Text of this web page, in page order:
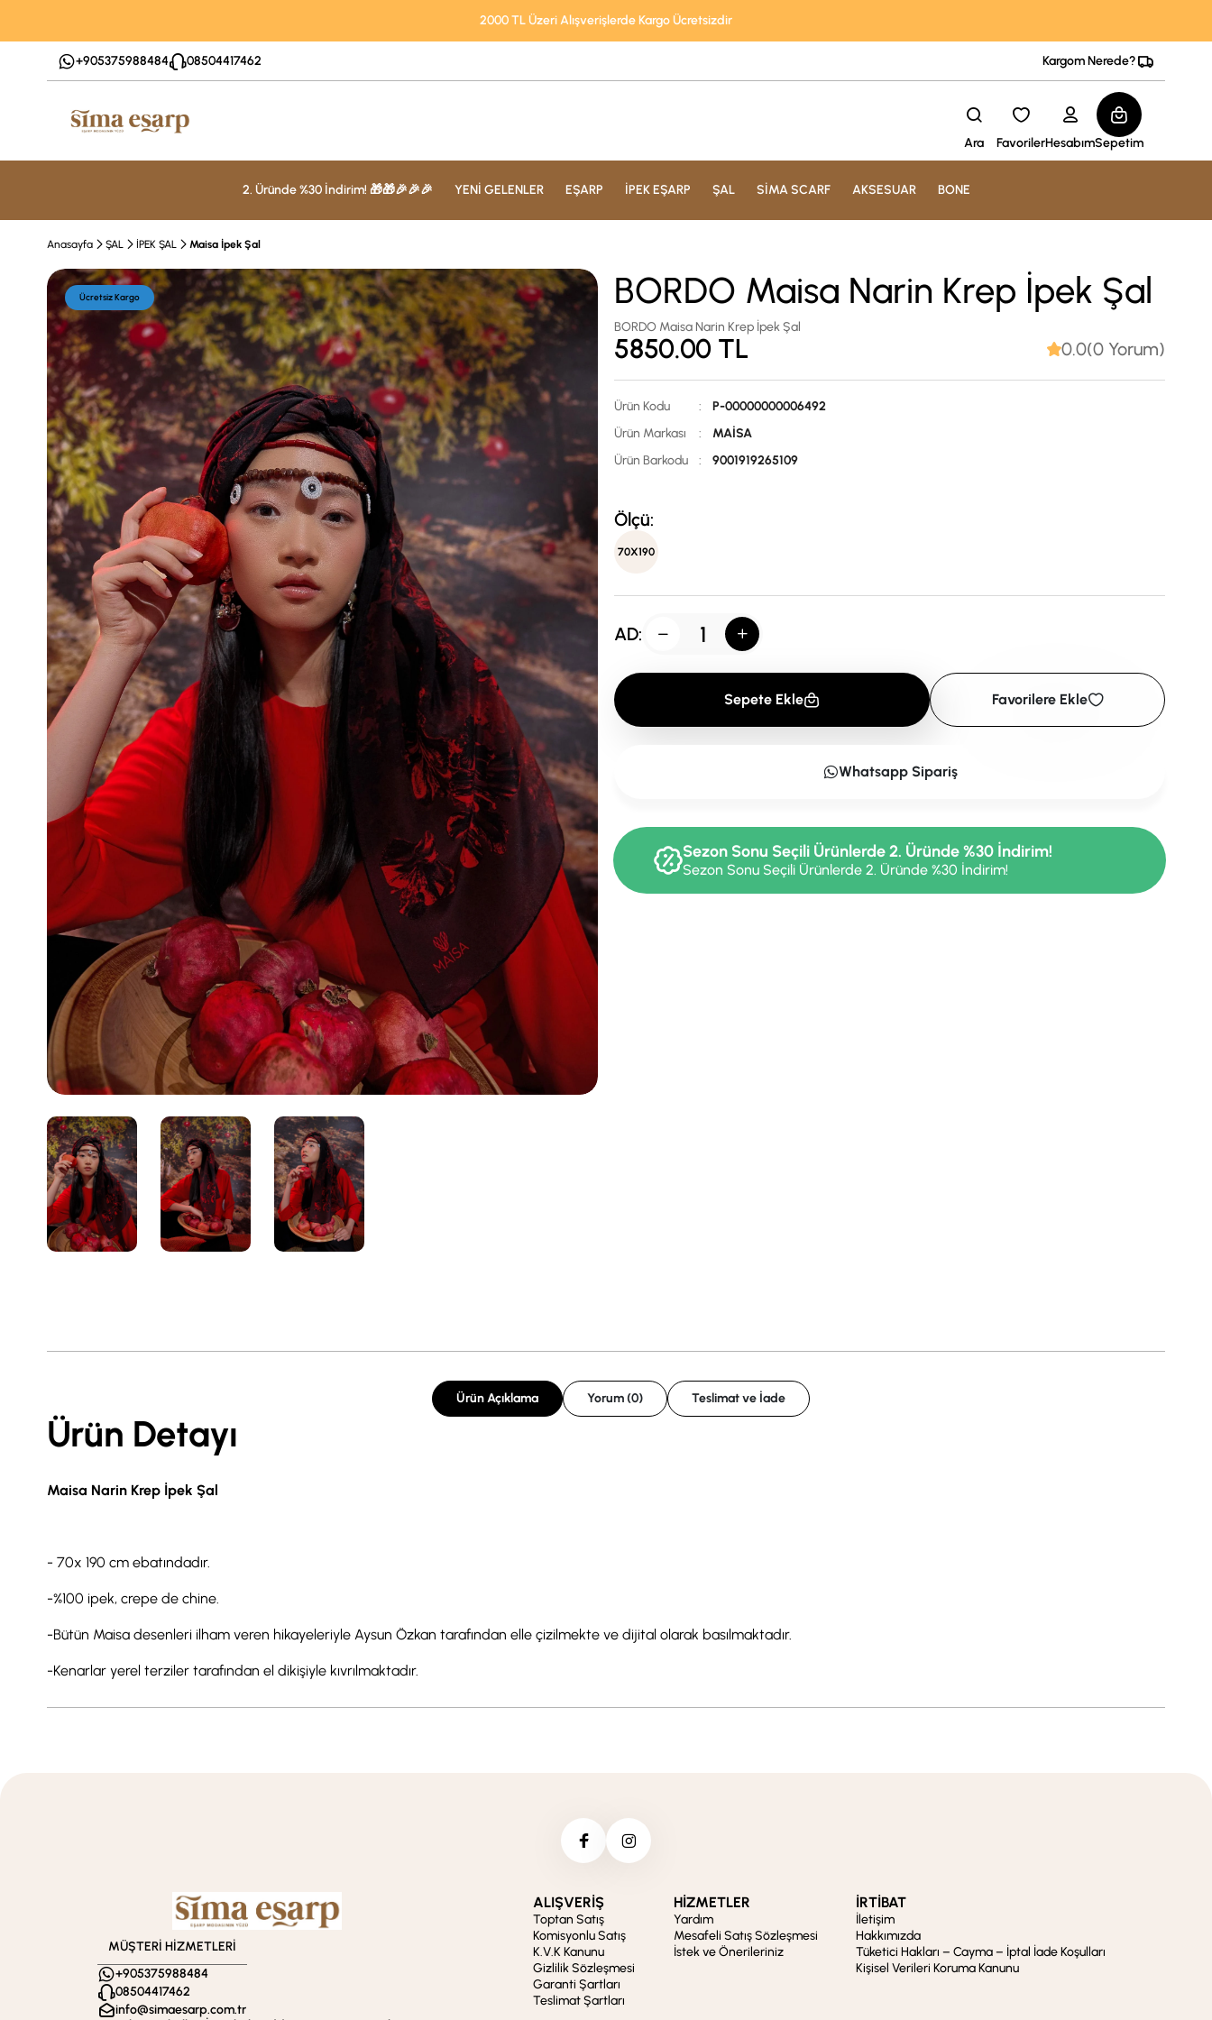
2000 TL Üzeri Alışverişlerde Kargo Ücretsizdir
+905375988484 08504417462 Kargom Nerede?
Ara FavorilerHesabımSepetim
2. Üründe %30 İndirim! 🎁🎁🎉🎉🎉 YENİ GELENLER EŞARP İPEK EŞARP ŞAL SİMA SCARF AKSESUAR BONE
Anasayfa ŞAL İPEK ŞAL Maisa İpek Şal
Ücretsiz Kargo BORDO Maisa Narin Krep İpek Şal
BORDO Maisa Narin Krep İpek Şal
5850.00 TL 0.0(0 Yorum)
Ürün Kodu :
P-00000000006492
Ürün Markası
:
MAİSA
Ürün Barkodu
: 9001919265109
Ölçü:
70X190
AD:
Sepete Ekle Favorilere Ekle
Whatsapp Sipariş
Sezon Sonu Seçili Ürünlerde 2. Üründe %30 İndirim!
Sezon Sonu Seçili Ürünlerde 2. Üründe %30 İndirim!
Ürün Açıklama Yorum (0) Teslimat ve İade
Ürün Detayı
Maisa Narin Krep İpek Şal
- 70x 190 cm ebatındadır.
-%100 ipek, crepe de chine.
-Bütün Maisa desenleri ilham veren hikayeleriyle Aysun Özkan tarafından elle çizilmekte ve dijital olarak basılmaktadır.
-Kenarlar yerel terziler tarafından el dikişiyle kıvrılmaktadır.
MÜŞTERİ HİZMETLERİ
+905375988484
08504417462
info@simaesarp.com.tr
ALIŞVERİŞ
Toptan Satış
Komisyonlu Satış
K.V.K Kanunu
Gizlilik Sözleşmesi
Garanti Şartları
Teslimat Şartları
HİZMETLER
Yardım
Mesafeli Satış Sözleşmesi
İstek ve Önerileriniz
İRTİBAT
İletişim
Hakkımızda
Tüketici Hakları – Cayma – İptal İade Koşulları
Kişisel Verileri Koruma Kanunu